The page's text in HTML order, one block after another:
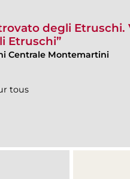
degli Etruschi.
Etruschi”
Centrale Montemartini
tous